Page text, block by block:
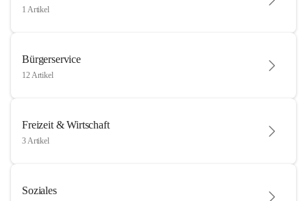
1 Artikel
Bürgerservice
12 Artikel
Freizeit & Wirtschaft
3 Artikel
Soziales